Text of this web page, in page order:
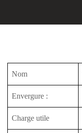
Nom
Envergure :
Charge utile